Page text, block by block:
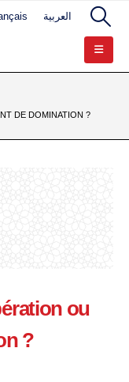
العربية
DE DOMINATION ?
ou
?